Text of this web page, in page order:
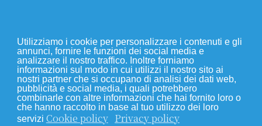
Utilizziamo i cookie per personalizzare i contenuti e gli
annunci, fornire le funzioni dei social media e
analizzare il nostro traffico. Inoltre forniamo
informazioni sul modo in cui utilizzi il nostro sito ai
nostri partner che si occupano di analisi dei dati web,
pubblicità e social media, i quali potrebbero
combinarle con altre informazioni che hai fornito loro o
che hanno raccolto in base al tuo utilizzo dei loro
servizi Cookie policy Privacy policy